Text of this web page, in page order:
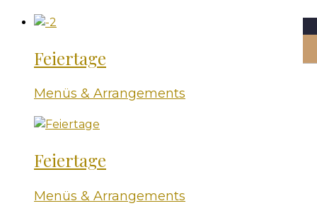
Feiertage
Menüs & Arrangements
Feiertage
Menüs & Arrangements